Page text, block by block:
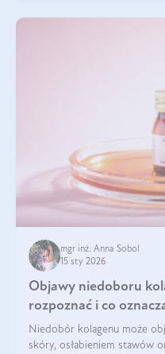
mgr inż. Anna Sobol
15 sty 2026
Objawy niedoboru
rozpoznać i co
Niedobór kolagenu może
skóry, osłabieniem stawów